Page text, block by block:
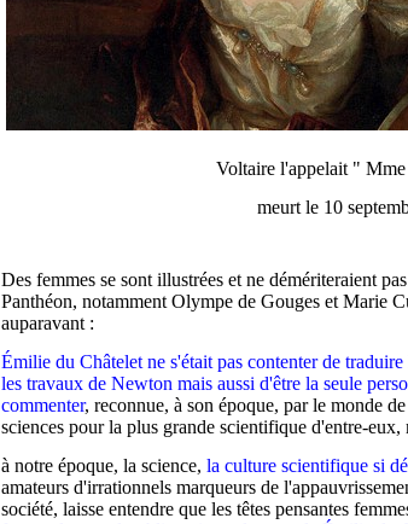
Voltaire l'appelait "
meurt le 10
Des femmes se sont illustrées et ne démériteraient
Panthéon, notamment Olympe de Gouges et Marie
auparavant :
Émilie du Châtelet ne s'était pas contenter de traduire
les travaux de Newton mais aussi d'être la seule
commenter, reconnue, à son époque, par le monde
sciences pour la plus grande scientifique d'entre-eux,
à notre époque, la science, la culture scientifique si
amateurs d'irrationnels marqueurs de
société, laisse entendre que les têtes pensantes